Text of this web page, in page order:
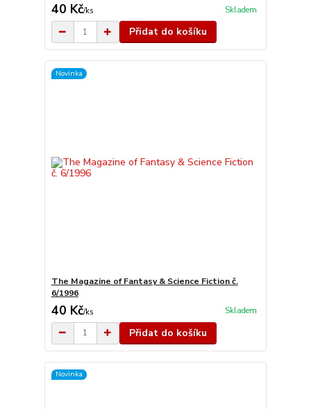
40 Kč/ks Skladem
Přidat do košíku
Novinka
The Magazine of Fantasy & Science Fiction č.
6/1996
40 Kč/ks Skladem
Přidat do košíku
Novinka